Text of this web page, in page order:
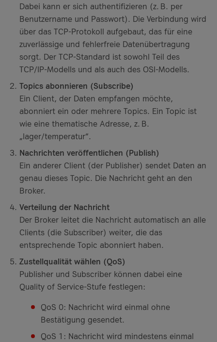
Dabei kann er sich authentifizieren (z. B. per
Benutzername und Passwort). Die Verbindung wird
über das TCP-Protokoll aufgebaut, das für eine
zuverlässige und fehlerfreie Datenübertragung
sorgt. Der TCP-Standard ist sowohl Teil des
TCP/IP-Modells und als auch des OSI-Modells.
Topics abonnieren (Subscribe)
Ein Client, der Daten empfangen möchte,
abonniert ein oder mehrere Topics. Ein Topic ist
wie eine thematische Adresse, z. B.
„lager/temperatur“.
Nachrichten veröffentlichen (Publish)
Ein anderer Client (der Publisher) sendet Daten an
genau dieses Topic. Die Nachricht geht an den
Broker.
Verteilung der Nachricht
Der Broker leitet die Nachricht automatisch an alle
Clients (die Subscriber) weiter, die das
entsprechende Topic abonniert haben.
Zustellqualität wählen (QoS)
Publisher und Subscriber können dabei eine
Quality of Service-Stufe festlegen:
QoS 0: Nachricht wird einmal ohne
Bestätigung gesendet.
QoS 1: Nachricht wird mindestens einmal